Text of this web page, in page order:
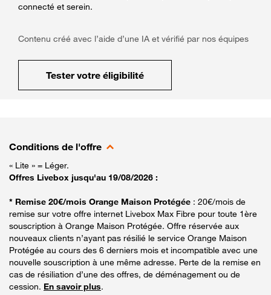
connecté et serein.
Contenu créé avec l’aide d’une IA et vérifié par nos équipes
Tester votre éligibilité
Conditions de l'offre
« Lite » = Léger.
Offres Livebox jusqu'au 19/08/2026 :
* Remise 20€/mois Orange Maison Protégée : 20€/mois de
remise sur votre offre internet Livebox Max Fibre pour toute 1ère
souscription à Orange Maison Protégée. Offre réservée aux
nouveaux clients n’ayant pas résilié le service Orange Maison
Protégée au cours des 6 derniers mois et incompatible avec une
nouvelle souscription à une même adresse. Perte de la remise en
cas de résiliation d’une des offres, de déménagement ou de
cession. En savoir plus.